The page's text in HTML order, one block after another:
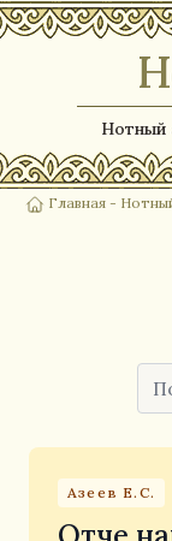
Нотный
Главная -
Азеев Е.С.